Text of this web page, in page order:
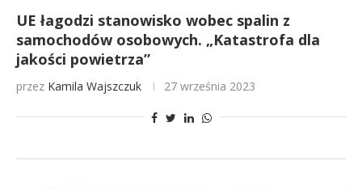
UE łagodzi stanowisko wobec spalin z
samochodów osobowych. „Katastrofa dla
jakości powietrza”
przez Kamila Wajszczuk 27 września 2023